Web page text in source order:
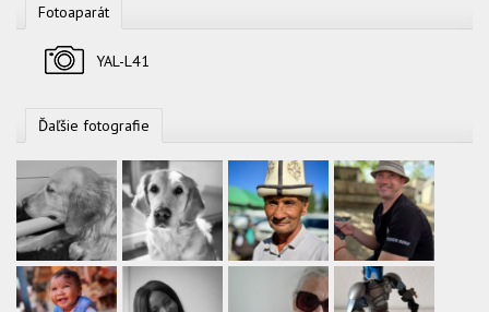
Fotoaparát
YAL-L41
Ďaľšie fotografie